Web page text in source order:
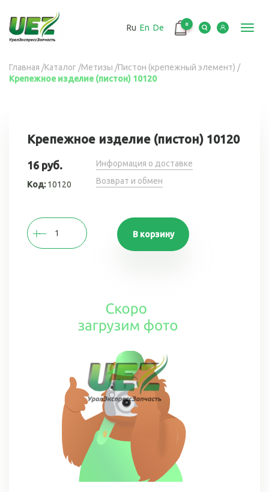
основному
содержанию
Ru En De 0
Вы
здесь
Главная /Каталог /Метизы /Пистон (крепежный элемент) /
Крепежное изделие (пистон) 10120
Крепежное изделие (пистон) 10120
16 руб.
Код:10120
Информация о доставке
Возврат и обмен
В корзину